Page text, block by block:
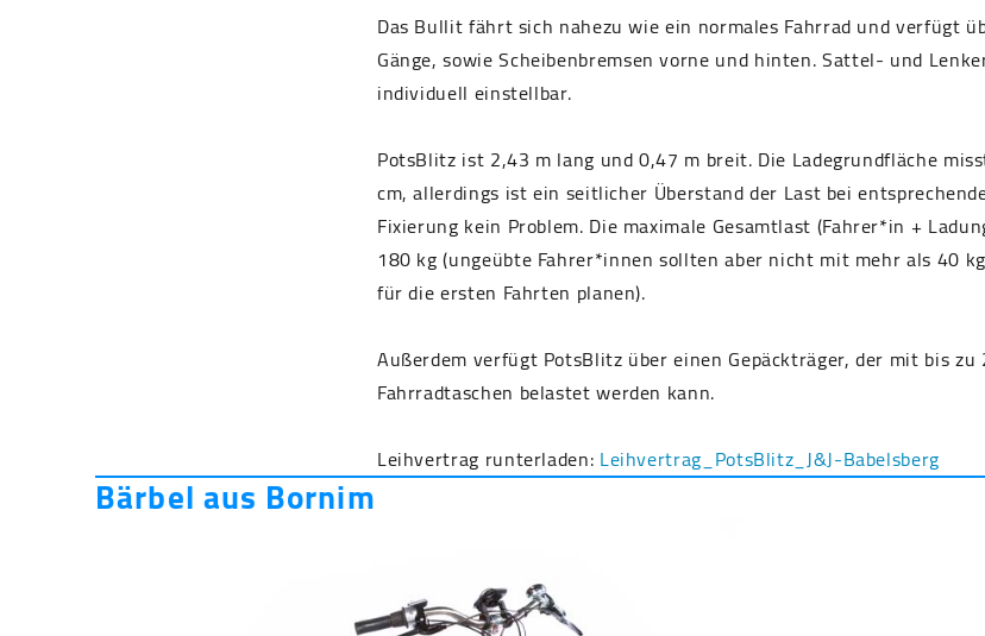
Das Bullit fährt sich nahezu wie ein normales Fahrrad und verfügt
Gänge, sowie Scheibenbremsen vorne und hinten. Sattel- und
individuell einstellbar.
PotsBlitz ist 2,43 m lang und 0,47 m breit. Die Ladegrundfläche
cm, allerdings ist ein seitlicher Überstand der Last bei
Fixierung kein Problem. Die maximale Gesamtlast (Fahrer*in +
180 kg (ungeübte Fahrer*innen sollten aber nicht mit mehr als 40
für die ersten Fahrten planen).
Außerdem verfügt PotsBlitz über einen Gepäckträger, der mit bis zu
Fahrradtaschen belastet werden kann.
Leihvertrag runterladen: Leihvertrag_PotsBlitz_J&J-Babelsberg
Bärbel aus Bornim